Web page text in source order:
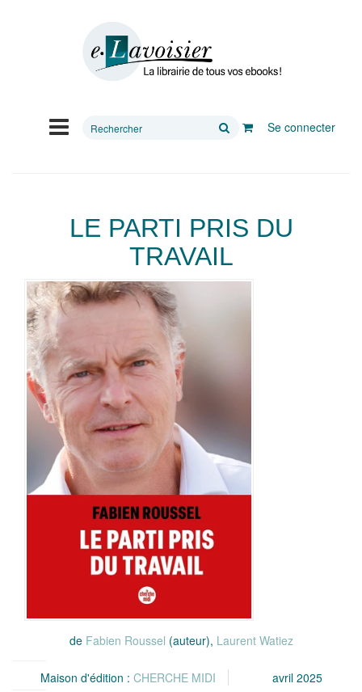
Rechercher
Se connecter
LE PARTI PRIS DU
TRAVAIL
de Fabien Roussel (auteur), Laurent Watiez
Maison d'édition : CHERCHE MIDI avril 2025